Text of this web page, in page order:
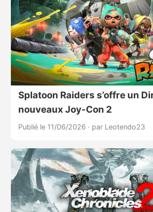
Splatoon Raiders s’offre un
nouveaux Joy-Con 2
Publié le 11/06/2026 · par Leotendo23